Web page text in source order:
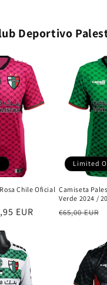
Deportivo
Chile Oficial
EUR
Limited
Camiseta
Verde 2024 /
Precio
€65,00 EUR